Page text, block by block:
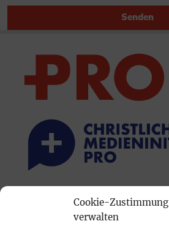
Cookie-Zustimmung
verwalten
Senden
PRINTAUSGABE
Mediadaten